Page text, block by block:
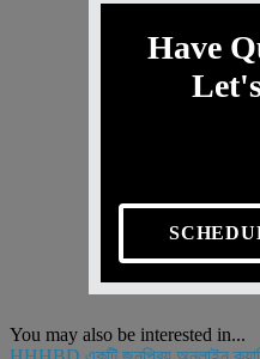
Have
You may also be interested in...